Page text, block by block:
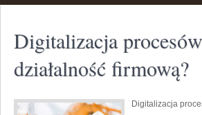
Digitalizacja
działalność firmową?
Digitalizacja